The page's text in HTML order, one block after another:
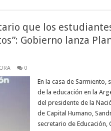
que los
Gobierno lanza
0
En la casa de Sarmiento,
de la educación en la
del presidente de la
de Capital Humano,
secretario de Educación,